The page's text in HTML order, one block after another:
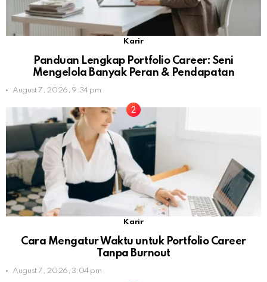
Karir
Panduan Lengkap Portfolio Career: Seni
Mengelola Banyak Peran & Pendapatan
August 7, 2026, 9:34 pm
Karir
Cara Mengatur Waktu untuk Portfolio Career
Tanpa Burnout
August 7, 2026, 3:04 pm